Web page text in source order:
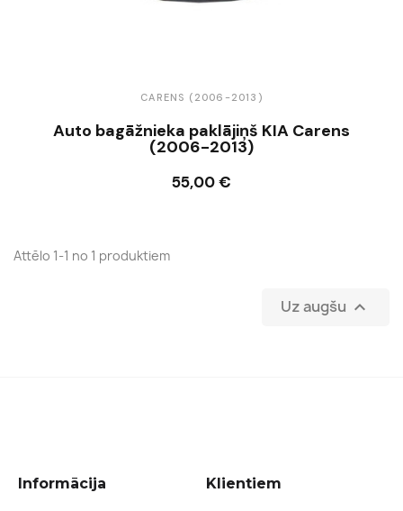
CARENS (2006-2013)
Auto bagāžnieka paklājiņš KIA Carens
(2006-2013)
55,00 €
Ielikt grozā
Attēlo 1-1 no 1 produktiem
Uz augšu 
Informācija Klientiem